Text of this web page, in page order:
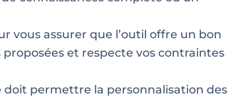
vous assurer que l’outil offre un bon
et respecte vos contraintes
doit permettre la personnalisation des